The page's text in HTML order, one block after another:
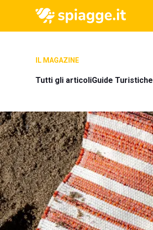
IL MAGAZINE
Tutti gli articoliGuide Turistiche